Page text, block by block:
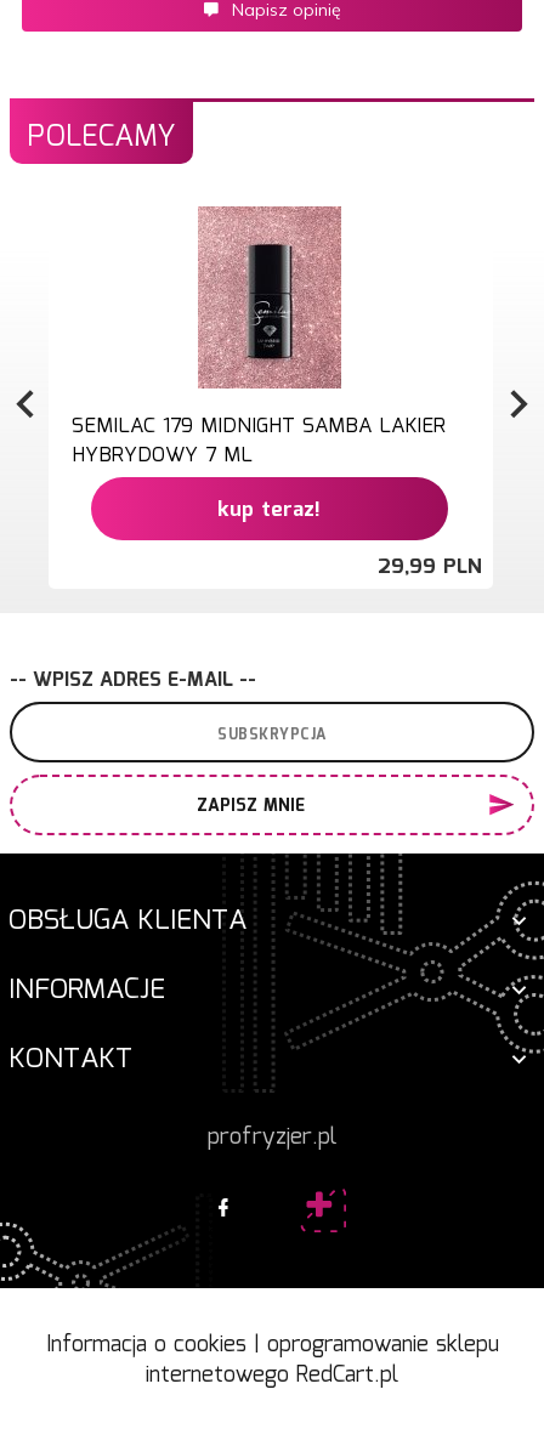
Napisz opinię
POLECAMY
SEMILAC 179 MIDNIGHT SAMBA LAKIER
HYBRYDOWY 7 ML
kup teraz!
29,99 PLN
-- WPISZ ADRES E-MAIL --
ZAPISZ MNIE
OBSŁUGA KLIENTA
INFORMACJE
KONTAKT
profryzjer.pl
Informacja o cookies | oprogramowanie sklepu
internetowego RedCart.pl